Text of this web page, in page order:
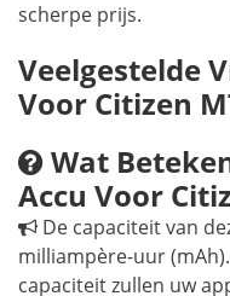
scherpe prijs.
Veelgestelde
Voor Citizen
Wat
Accu Voor
De capaciteit van
milliampère-uur
capaciteit zullen uw